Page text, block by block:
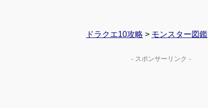
ドラクエ10攻略 > モンスター図鑑
- スポンサーリンク -